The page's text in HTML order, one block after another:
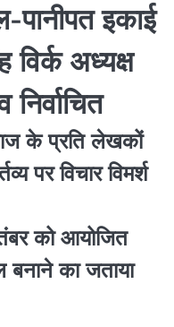
इकाई
अध्यक्ष
के प्रति लेखकों
पर विचार विमर्श
को आयोजित
का जताया